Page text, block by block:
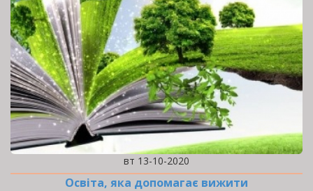
вт 13-10-2020
Освіта, яка допомагає вижити